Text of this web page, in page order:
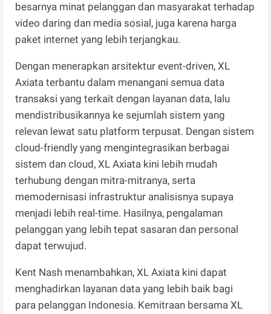
besarnya minat pelanggan dan masyarakat terhadap
video daring dan media sosial, juga karena harga
paket internet yang lebih terjangkau.
Dengan menerapkan arsitektur event-driven, XL
Axiata terbantu dalam menangani semua data
transaksi yang terkait dengan layanan data, lalu
mendistribusikannya ke sejumlah sistem yang
relevan lewat satu platform terpusat. Dengan sistem
cloud-friendly yang mengintegrasikan berbagai
sistem dan cloud, XL Axiata kini lebih mudah
terhubung dengan mitra-mitranya, serta
memodernisasi infrastruktur analisisnya supaya
menjadi lebih real-time. Hasilnya, pengalaman
pelanggan yang lebih tepat sasaran dan personal
dapat terwujud.
Kent Nash menambahkan, XL Axiata kini dapat
menghadirkan layanan data yang lebih baik bagi
para pelanggan Indonesia. Kemitraan bersama XL